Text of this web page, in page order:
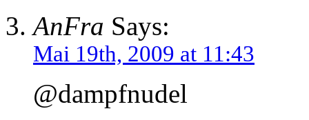
AnFra Says:
Mai 19th, 2009 at 11:43
@dampfnudel